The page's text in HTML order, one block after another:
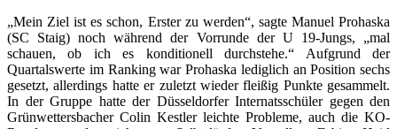
„Mein Ziel ist es schon, Erster zu werden“, sagte Manuel Prohaska
(SC Staig) noch während der Vorrunde der U 19-Jungs, „mal
schauen, ob ich es konditionell durchstehe.“ Aufgrund der
Quartalswerte im Ranking war Prohaska lediglich an Position sechs
gesetzt, allerdings hatte er zuletzt wieder fleißig Punkte gesammelt.
In der Gruppe hatte der Düsseldorfer Internatsschüler gegen den
Grünwettersbacher Colin Kestler leichte Probleme, auch die KO-